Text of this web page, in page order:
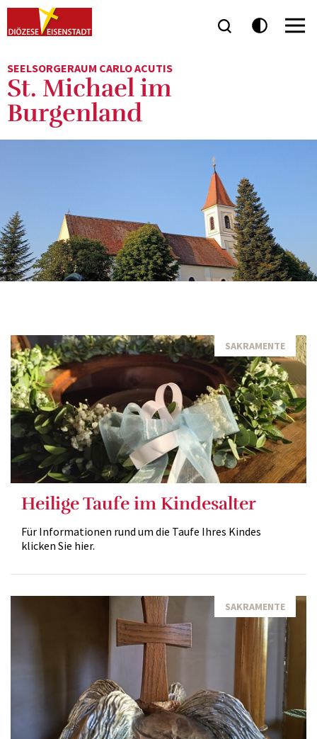
SEELSORGERAUM CARLO ACUTIS
St. Michael im
Burgenland
SAKRAMENTE
Heilige Taufe im Kindesalter
Für Informationen rund um die Taufe Ihres Kindes
klicken Sie hier.
SAKRAMENTE